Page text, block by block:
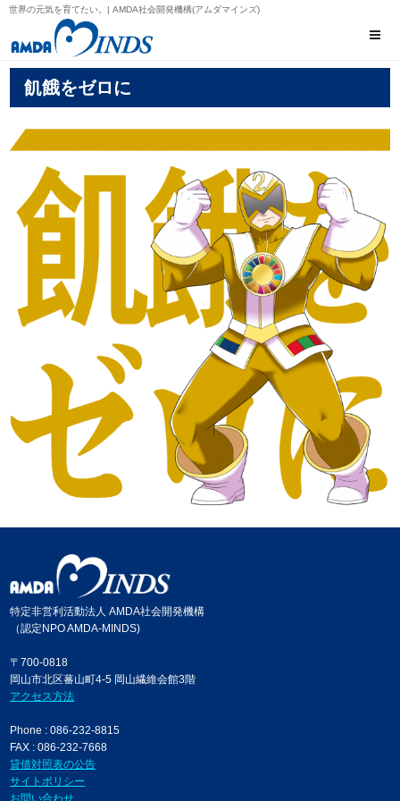
世界の元気を育てたい。| AMDA社会開発機構(アムダマインズ)
飢餓をゼロに
特定非営利活動法人 AMDA社会開発機構
（認定NPO AMDA-MINDS)
〒700-0818
岡山市北区蕃山町4-5 岡山繊維会館3階
アクセス方法
Phone : 086-232-8815
FAX : 086-232-7668
貸借対照表の公告
サイトポリシー
お問い合わせ